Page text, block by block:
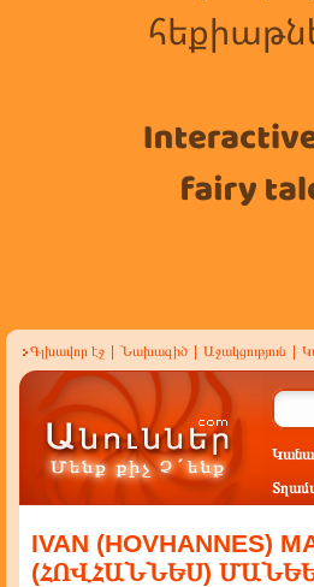
Գլխավոր էջ Նախագիծ Աջակցություն
IVAN (HOVHANNES)
(ՀՈՎՀԱՆՆԵՍ)